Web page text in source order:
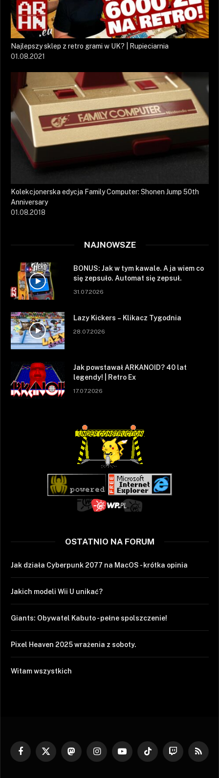
Najlepszy sklep z retro grami w UK? | Rupieciarnia
01.08.2021
Kolekcjonerska edycja Family Computer: Shonen Jump 50th
Anniversary
01.08.2018
NAJNOWSZE
BONUS: Jak w tym kawale. A ja wiem co
się zepsuło. Automat się zepsuł.
31.07.2026
Lazy Kickers – Klikacz Tygodnia
28.07.2026
Jak powstawał ARKANOID? 40 lat
legendy! | Retro Ex
17.07.2026
OSTATNIO NA FORUM
Jak działa Cyberpunk 2077 na MacOS - krótka opinia
Jakich modeli Wii U unikać?
Giants: Obywatel Kabuto - pełne spolszczenie!
Pixel Heaven 2025 wrażenia z soboty.
Witam wszystkich
Facebook
X
MastodonInstagramYouTubeTikTok Twitch RSS